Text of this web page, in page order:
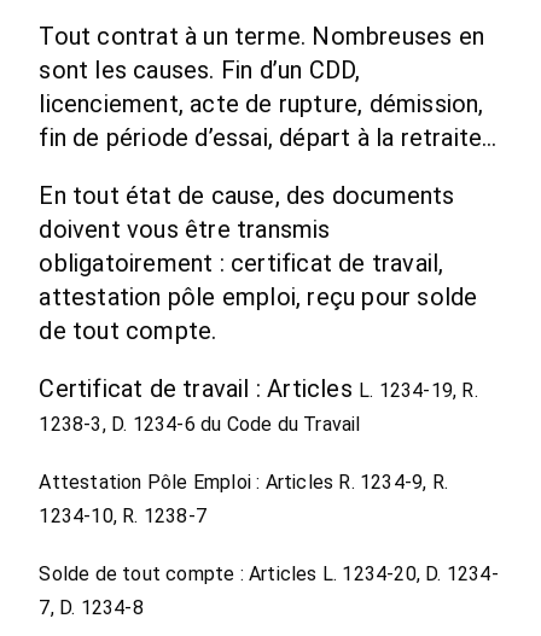
Tout contrat à un terme. Nombreuses en
sont les causes. Fin d’un CDD,
licenciement, acte de rupture, démission,
fin de période d’essai, départ à la retraite…
En tout état de cause, des documents
doivent vous être transmis
obligatoirement : certificat de travail,
attestation pôle emploi, reçu pour solde
de tout compte.
Certificat de travail : Articles L. 1234-19, R.
1238-3, D. 1234-6 du Code du Travail
Attestation Pôle Emploi : Articles R. 1234-9, R.
1234-10, R. 1238-7
Solde de tout compte : Articles L. 1234-20, D. 1234-
7, D. 1234-8